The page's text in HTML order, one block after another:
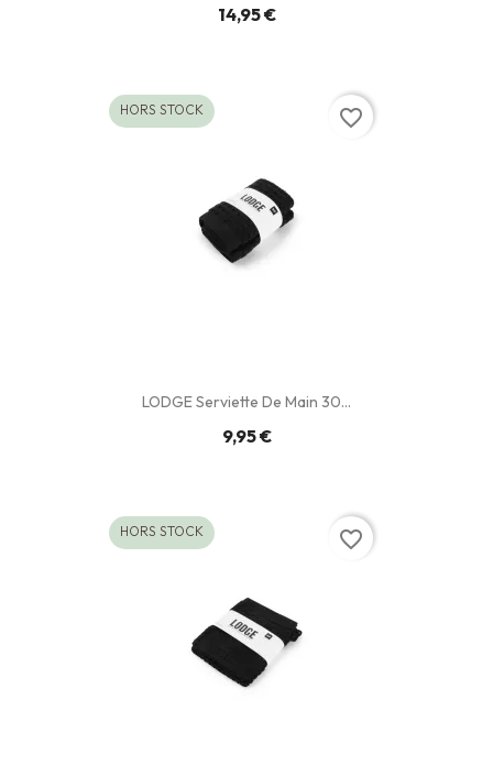
14,95 €
LODGE Serviette De Main 30...
9,95 €
HORS STOCK favorite_border
HORS STOCK favorite_border